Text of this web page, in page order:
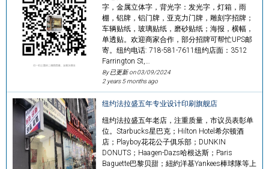
字，金属立体字，背光字：发光字，灯箱，雨
棚，铝牌，铝门牌，亚克力门牌，雕刻字招牌；
车辆贴纸，玻璃贴纸，磨砂贴纸；海报，横幅，
单透贴。欢迎商家合作，部分招牌可帮忙UPS邮
寄。纽约电话: 718-581-7611纽约店面：3512
Farrington St,…
By 已更新 on03/09/2024
2 years 5 months ago
纽约法拉盛五年专业设计印刷旗舰店
纽约法拉盛五年老店，注重质量，市议员表彰单
位。Starbucks星巴克；Hilton Hotel希尔顿酒
店；Playboy花花公子俱乐部；DUNKIN
DONUTS；Haagen-Dazs哈根达斯；Paris
Baguette巴黎贝甜；紐約洋基Yankees棒球隊等上